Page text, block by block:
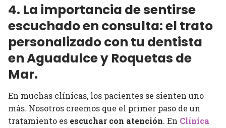
4. La importancia de sentirse
escuchado en consulta: el trato
personalizado con tu dentista
en Aguadulce y Roquetas de
Mar.
En muchas clínicas, los pacientes se sienten uno
más. Nosotros creemos que el primer paso de un
tratamiento es escuchar con atención. En Clínica